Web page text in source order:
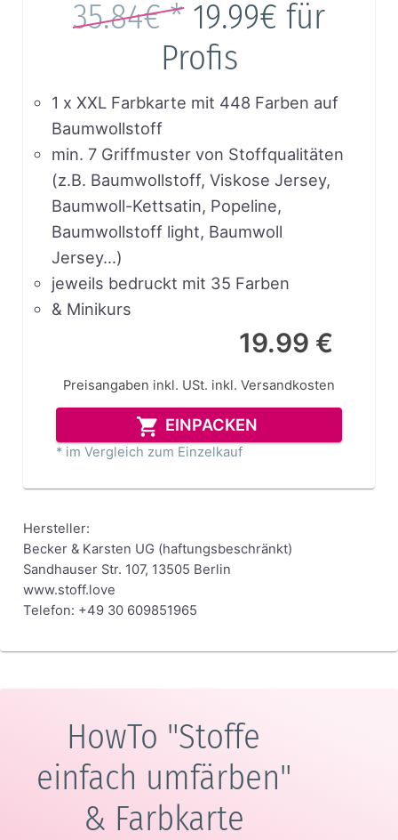
35.84€ * 19.99€ für
Profis
1 x XXL Farbkarte mit 448 Farben auf
Baumwollstoff
min. 7 Griffmuster von Stoffqualitäten
(z.B. Baumwollstoff, Viskose Jersey,
Baumwoll-Kettsatin, Popeline,
Baumwollstoff light, Baumwoll
Jersey…)
jeweils bedruckt mit 35 Farben
& Minikurs
19.99 €
Preisangaben inkl. USt. inkl. Versandkosten
EINPACKEN
* im Vergleich zum Einzelkauf
Hersteller:
Becker & Karsten UG (haftungsbeschränkt)
Sandhauser Str. 107, 13505 Berlin
www.stoff.love
Telefon: +49 30 609851965
HowTo "Stoffe
einfach umfärben"
& Farbkarte